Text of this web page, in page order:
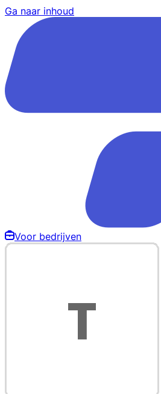
Ga naar inhoud
Voor bedrijven